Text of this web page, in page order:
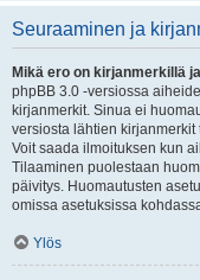
Seuraaminen ja
Mikä ero on kirjanmerkillä
phpBB 3.0 -versiossa
kirjanmerkit. Sinua ei
versiosta lähtien
Voit saada ilmoituksen kun
Tilaaminen puolestaan
päivitys. Huomautusten
omissa asetuksissa
Ylös